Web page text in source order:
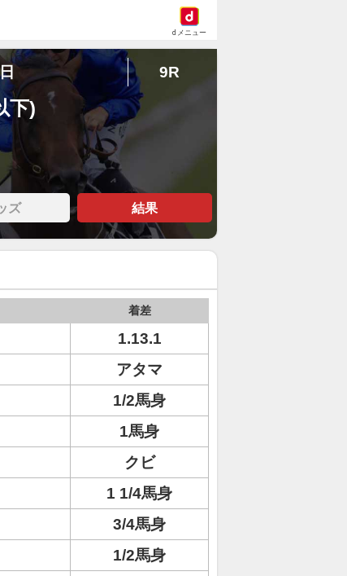
dメニュー
9R
下)
ズ 結果
着差
1.13.1
アタマ
1/2馬身
1馬身
クビ
1 1/4馬身
3/4馬身
1/2馬身